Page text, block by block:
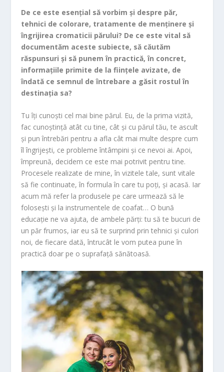
De ce este esențial să vorbim și despre păr,
tehnici de colorare, tratamente de menținere și
îngrijirea cromaticii părului? De ce este vital să
documentăm aceste subiecte, să căutăm
răspunsuri și să punem în practică, în concret,
informațiile primite de la ființele avizate, de
îndată ce semnul de întrebare a găsit rostul în
destinația sa?
Tu îți cunoști cel mai bine părul. Eu, de la prima vizită,
fac cunoștință atât cu tine, cât și cu părul tău, te ascult
și pun întrebări pentru a afla cât mai multe despre cum
îl îngrijești, ce probleme întâmpini și ce nevoi ai. Apoi,
împreună, decidem ce este mai potrivit pentru tine.
Procesele realizate de mine, în vizitele tale, sunt vitale
să fie continuate, în formula în care tu poți, și acasă. Iar
acum mă refer la produsele pe care urmează să le
folosești și la instrumentele de coafat… O bună
educație ne va ajuta, de ambele părți: tu să te bucuri de
un păr frumos, iar eu să te surprind prin tehnici și culori
noi, de fiecare dată, întrucât le vom putea pune în
practică doar pe o suprafață sănătoasă.